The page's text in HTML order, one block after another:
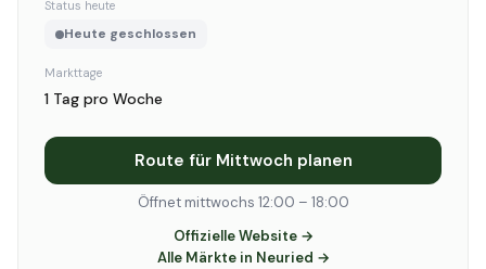
Status heute
Heute geschlossen
Markttage
1 Tag pro Woche
Route für Mittwoch planen
Öffnet mittwochs 12:00 – 18:00
Offizielle Website →
Alle Märkte in Neuried →